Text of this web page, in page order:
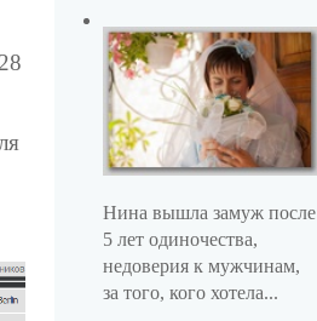
Нина вышла замуж после
5 лет одиночества,
недоверия к мужчинам,
за того, кого хотела...